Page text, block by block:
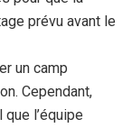
prévu avant le
un camp
Cependant,
que l’équipe